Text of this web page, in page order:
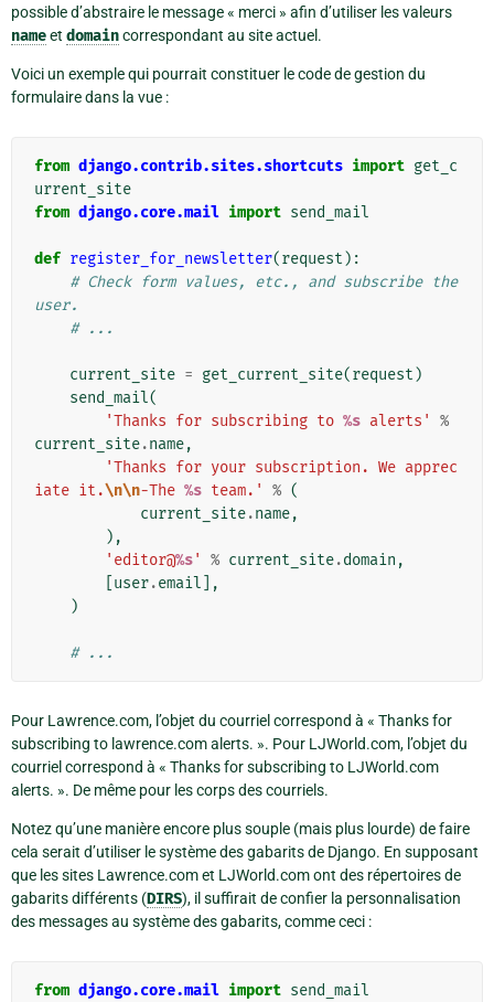
possible d’abstraire le message « merci » afin d’utiliser les valeurs
nameet domaincorrespondant au site actuel.
Voici un exemple qui pourrait constituer le code de gestion du
formulaire dans la vue :
from django.contrib.sites.shortcuts import get_c
urrent_site
from django.core.mail import send_mail
def register_for_newsletter(request ):
# Check form values, etc., and subscribe the
user.
# ...
current_site = get_current_site(request )
send_mail(
'Thanks for subscribing to %s alerts'
%
current_site.name,
'Thanks for your subscription. We apprec
iate it.\n\n-The %s team.' % (
current_site.name,
),
'editor@%s' % current_site.domain ,
user.email ],
)
# ...
Pour Lawrence.com, l’objet du courriel correspond à « Thanks for
subscribing to lawrence.com alerts. ». Pour LJWorld.com, l’objet du
courriel correspond à « Thanks for subscribing to LJWorld.com
alerts. ». De même pour les corps des courriels.
Notez qu’une manière encore plus souple (mais plus lourde) de faire
cela serait d’utiliser le système des gabarits de Django. En supposant
que les sites Lawrence.com et LJWorld.com ont des répertoires de
gabarits différents (DIRS), il suffirait de confier la personnalisation
des messages au système des gabarits, comme ceci :
from django.core.mail import send_mail